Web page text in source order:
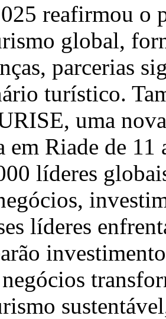
reafirmou o
global,
parcerias
turístico.
uma
em Riade de
líderes
líderes